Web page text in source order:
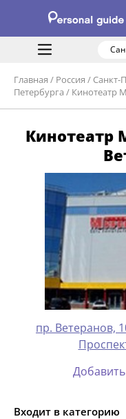
Главная / Россия / Санкт-
Петербурга / Кинотеатр
Кинотеатр
пр. Ветеранов,
Входит в категорию